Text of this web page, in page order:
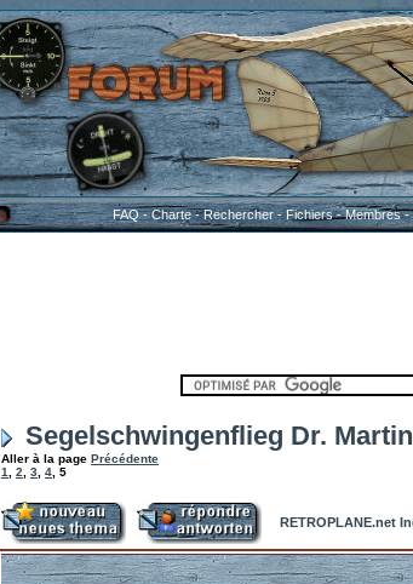
FAQ-Charte-Rechercher-Fichiers-Membres-
Segelschwingenflieg Dr.
Aller à la page Précédente
1
2 3 4 5
RETROPLANE.net